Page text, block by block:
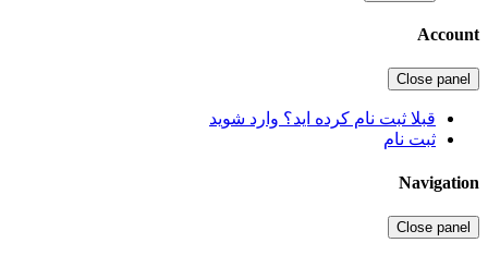
Account
Close panel
قبلا ثبت نام کرده اید؟ وارد شوید
ثبت نام
Navigation
Close panel